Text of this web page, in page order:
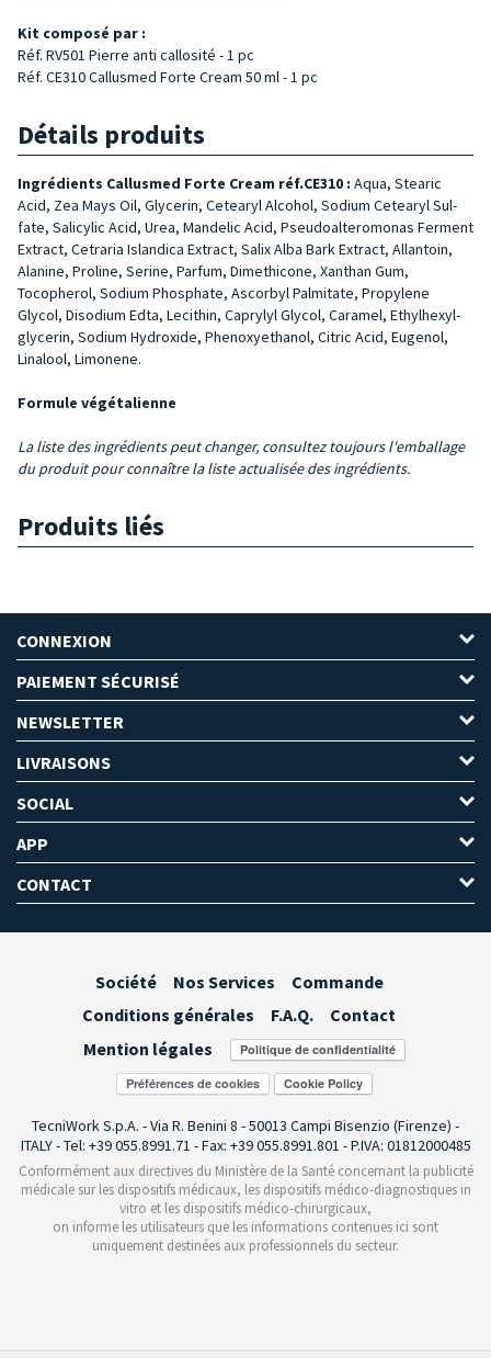
Kit composé par :
Réf. RV501 Pierre anti callosité - 1 pc
Réf. CE310 Callusmed Forte Cream 50 ml - 1 pc
Détails produits
Ingrédients Callusmed Forte Cream réf.CE310 : Aqua, Stearic
Acid, Zea Mays Oil, Glycerin, Cetearyl Alcohol, Sodium Cetearyl Sul­
fate, Salicylic Acid, Urea, Man­delic Acid, Pseudoalteromo­nas Ferment
Extract, Cetra­ria Islandica Extract, Salix Alba Bark Extract, Allantoin,
Alanine, Proline, Serine, Par­fum, Dimethicone, Xanthan Gum,
Tocopherol, Sodium Phosphate, Ascorbyl Palmi­tate, Propylene
Glycol, Diso­dium Edta, Lecithin, Caprylyl Glycol, Caramel, Ethylhexyl­
glycerin, Sodium Hydroxide, Phenoxyethanol, Citric Acid, Eugenol,
Linalool, Limonene.
Formule végétalienne
La liste des ingrédients peut changer, consultez toujours l'emballage
du produit pour connaître la liste actualisée des ingrédients.
Produits liés
CONNEXION
PAIEMENT SÉCURISÉ
NEWSLETTER
LIVRAISONS
SOCIAL
APP
CONTACT
Société Nos Services
Commande
Conditions générales
F.A.Q.
Contact
Mention légales
Préférences de cookies
TecniWork S.p.A. - Via R. Benini 8 - 50013 Campi Bisenzio (Firenze) -
ITALY - Tel: +39 055.8991.71 - Fax: +39 055.8991.801 - P.IVA: 01812000485
Conformément aux directives du Ministère de la Santé concernant la publicité
médicale sur les dispositifs médicaux, les dispositifs médico-diagnostiques in
vitro et les dispositifs médico-chirurgicaux,
on informe les utilisateurs que les informations contenues ici sont
uniquement destinées aux professionnels du secteur.